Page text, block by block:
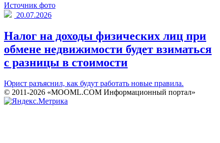
Источник фото
20.07.2026
Налог на доходы физических лиц при
обмене недвижимости будет взиматься
с разницы в стоимости
Юрист разъяснил, как будут работать новые правила.
© 2011-2026 «MOOML.COM Информационный портал»